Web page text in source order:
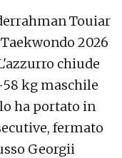
Touiar
2026
chiude
kg maschile
ha portato in
fermato
Georgii